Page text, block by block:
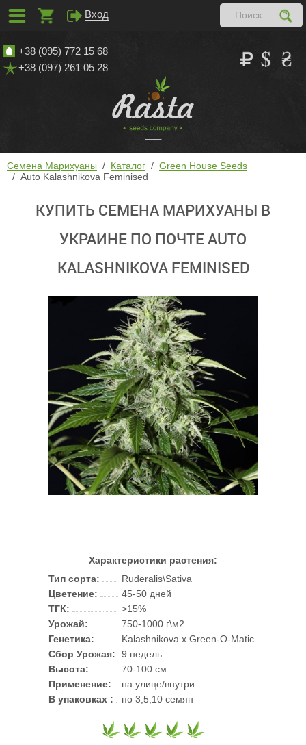
+38 (095) 772 15 68
+38 (097) 261 05 28
Семена Марихуаны Каталог
Green House Seeds
Auto Kalashnikova Feminised
КУПИТЬ СЕМЕНА МАРИХУАНЫ В
УКРАИНЕ ПО ПОЧТЕ AUTO
KALASHNIKOVA FEMINISED
Характеристики растения:
Тип сорта:
Ruderalis\Sativa
Цветение:
45-50 дней
ТГК:
>15%
Урожай:
750-1000 г\м2
Генетика:
Kalashnikova x Green-O-Matic
Сбор Урожая:
9 недель
Высота:
70-100 см
Применение:
на улице/внутри
В упаковках :
по 3,5,10 семян
Вход